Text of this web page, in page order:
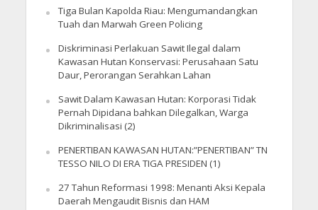
Tiga Bulan Kapolda Riau: Mengumandangkan
Tuah dan Marwah Green Policing
Diskriminasi Perlakuan Sawit Ilegal dalam
Kawasan Hutan Konservasi: Perusahaan Satu
Daur, Perorangan Serahkan Lahan
Sawit Dalam Kawasan Hutan: Korporasi Tidak
Pernah Dipidana bahkan Dilegalkan, Warga
Dikriminalisasi (2)
PENERTIBAN KAWASAN HUTAN:”PENERTIBAN” TN
TESSO NILO DI ERA TIGA PRESIDEN (1)
27 Tahun Reformasi 1998: Menanti Aksi Kepala
Daerah Mengaudit Bisnis dan HAM